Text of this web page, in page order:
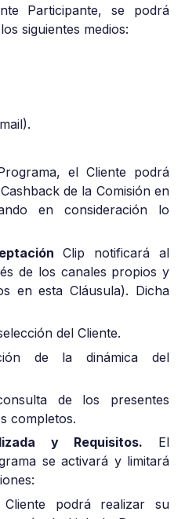
Participante, se podrá
siguientes medios:
el Cliente podrá
de la Comisión en
en consideración lo
Clip notificará al
de los canales propios y
en esta Cláusula). Dicha
del Cliente.
de la dinámica del
de los presentes
completos.
y Requisitos. El
se activará y limitará
podrá realizar su